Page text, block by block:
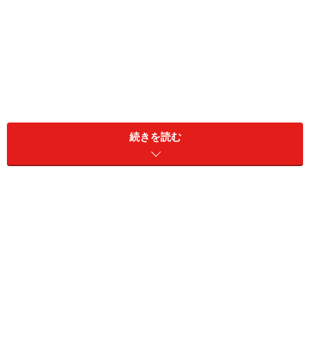
【所要時間】
※松ぼっくりを拾ったり乾かす時間は除く。
続きを読む